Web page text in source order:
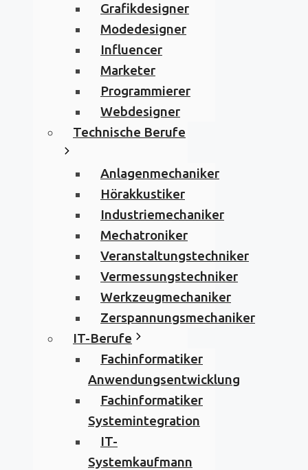
Grafikdesigner
Modedesigner
Influencer
Marketer
Programmierer
Webdesigner
Technische Berufe
Anlagenmechaniker
Hörakkustiker
Industriemechaniker
Mechatroniker
Veranstaltungstechniker
Vermessungstechniker
Werkzeugmechaniker
Zerspannungsmechaniker
IT-Berufe
Fachinformatiker
Anwendungsentwicklung
Fachinformatiker
Systemintegration
IT-
Systemkaufmann